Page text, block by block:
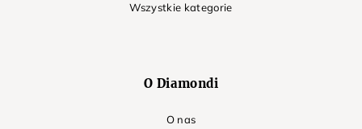
Wszystkie kategorie
O Diamondi
O nas